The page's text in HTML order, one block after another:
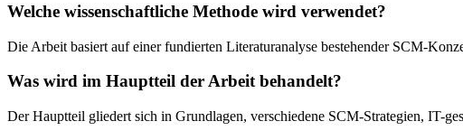
Welche wissenschaftliche Methode wird verwendet?
Die Arbeit basiert auf einer fundierten Literaturanalyse bestehender SCM-
Was wird im Hauptteil der Arbeit behandelt?
Der Hauptteil gliedert sich in Grundlagen, verschiedene SCM-Strategien, IT-